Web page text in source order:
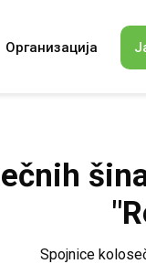
Организација
Spojnice